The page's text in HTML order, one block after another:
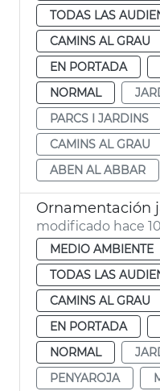
TODAS LAS
CAMINS AL GRAU
EN PORTADA
NORMAL
PARCS I JARDINS
CAMINS AL GRAU
ABEN AL ABBAR
modificado hace
MEDIO AMBIENTE
TODAS LAS
CAMINS AL GRAU
EN PORTADA
NORMAL
PENYAROJA